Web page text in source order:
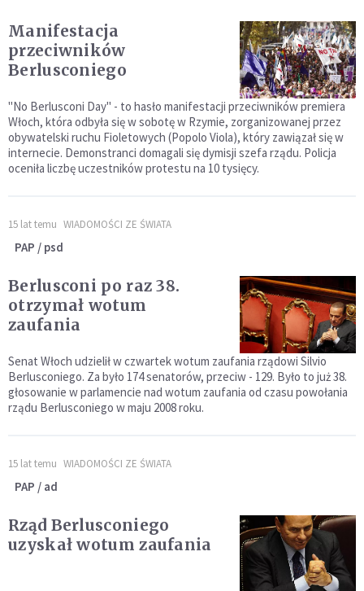
Manifestacja
przeciwników
Berlusconiego
"No Berlusconi Day" - to hasło manifestacji przeciwników premiera
Włoch, która odbyła się w sobotę w Rzymie, zorganizowanej przez
obywatelski ruchu Fioletowych (Popolo Viola), który zawiązał się w
internecie. Demonstranci domagali się dymisji szefa rządu. Policja
oceniła liczbę uczestników protestu na 10 tysięcy.
15 lat temu WIADOMOŚCI ZE ŚWIATA
PAP / psd
Berlusconi po raz 38.
otrzymał wotum
zaufania
Senat Włoch udzielił w czwartek wotum zaufania rządowi Silvio
Berlusconiego. Za było 174 senatorów, przeciw - 129. Było to już 38.
głosowanie w parlamencie nad wotum zaufania od czasu powołania
rządu Berlusconiego w maju 2008 roku.
15 lat temu WIADOMOŚCI ZE ŚWIATA
PAP / ad
Rząd Berlusconiego
uzyskał wotum zaufania